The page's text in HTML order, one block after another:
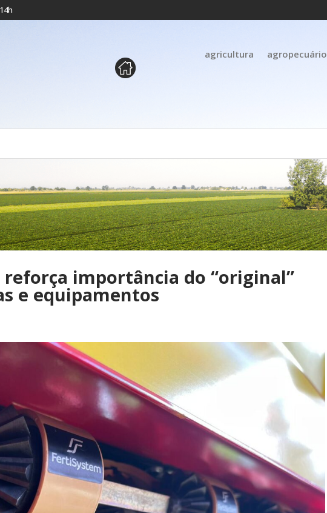
agricultura agropecuário
reforça importância do “original”
e equipamentos